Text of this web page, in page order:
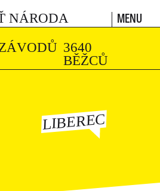
NÁRODA MENU
3640
BĚŽCŮ
LIBEREC